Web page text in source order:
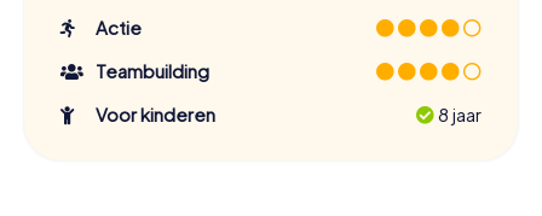
Actie
Teambuilding
Voor kinderen
8 jaar